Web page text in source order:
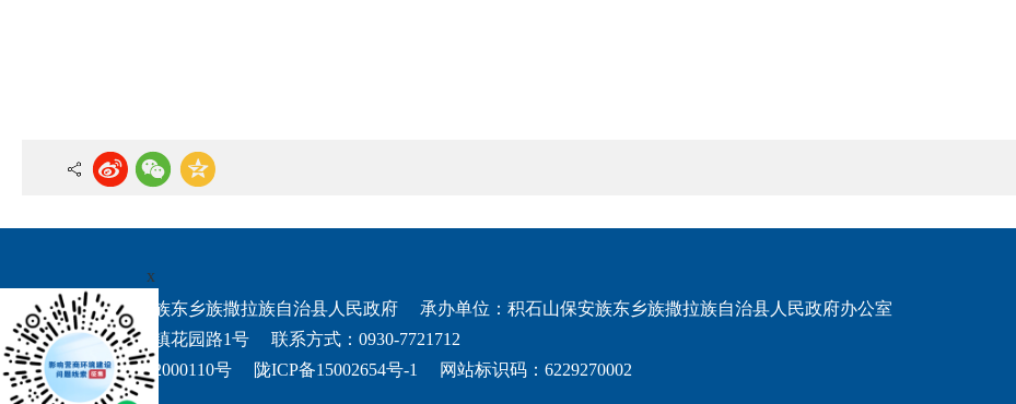
所有：积石山保安族东乡族撒拉族自治县人民政府
承办单位：积石山保安族东乡族撒拉族自治县人民政府办公室
：积石山县吹麻滩镇花园路1号
联系方式：0930-7721712
甘公网安备 62292702000110号
陇ICP备15002654号-1
网站标识码：6229270002
地图
x